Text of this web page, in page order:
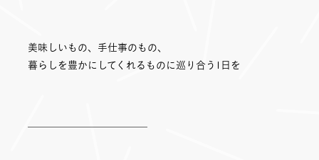
美味しいもの、手仕事のもの、
暮らしを豊かにしてくれるものに巡り合う1日を